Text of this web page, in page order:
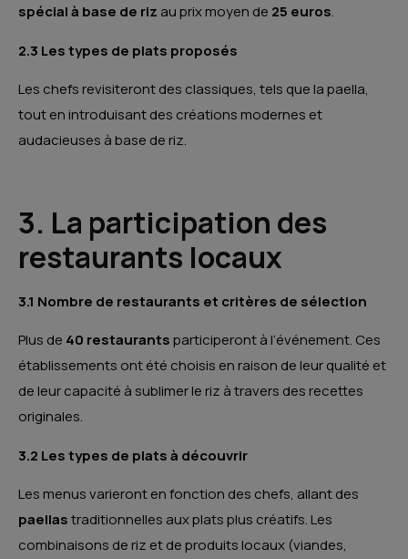
spécial à base de riz au prix moyen de 25 euros.
2.3 Les types de plats proposés
Les chefs revisiteront des classiques, tels que la paella,
tout en introduisant des créations modernes et
audacieuses à base de riz.
3. La participation des
restaurants locaux
3.1 Nombre de restaurants et critères de sélection
Plus de 40 restaurantsparticiperont à l’événement. Ces
établissements ont été choisis en raison de leur qualité et
de leur capacité à sublimer le riz à travers des recettes
originales.
3.2 Les types de plats à découvrir
Les menus varieront en fonction des chefs, allant des
paellastraditionnelles aux plats plus créatifs. Les
combinaisons de riz et de produits locaux (viandes,